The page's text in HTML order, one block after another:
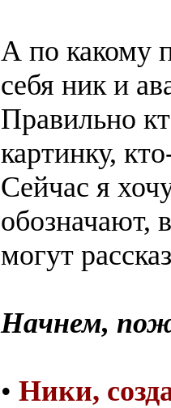
А по какому
себя ник и
Правильно
картинку,
Сейчас я
обозначают,
могут
Начнем,
• Ники,